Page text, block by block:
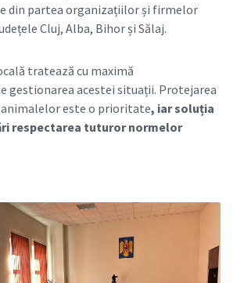
din partea organizațiilor și firmelor
Cluj, Alba, Bihor și Sălaj.
tratează cu maximă
gestionarea acestei situații. Protejarea
este o prioritate, iar soluția
respectarea tuturor normelor